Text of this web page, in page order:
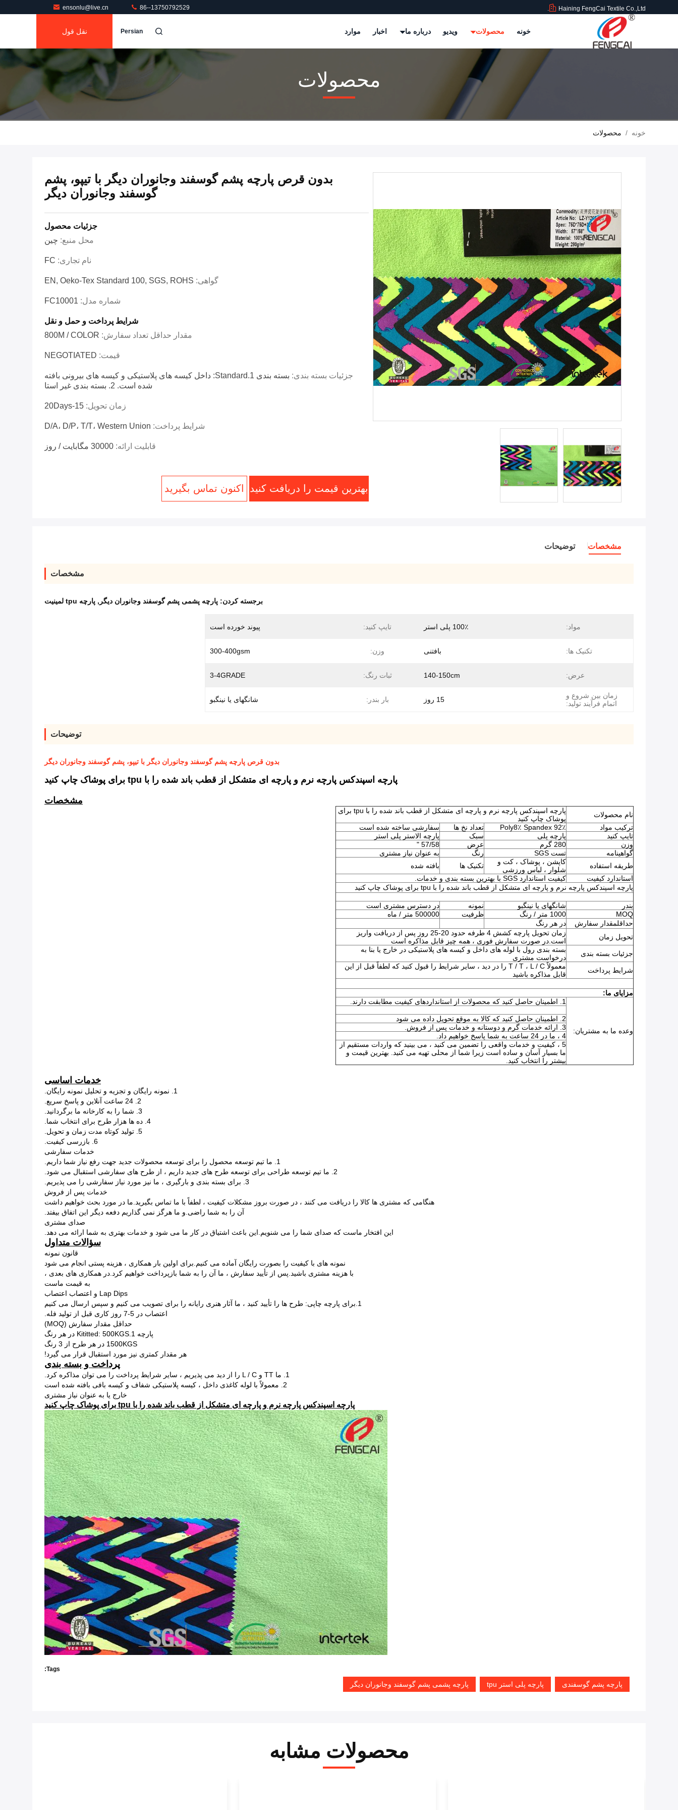
Haining FengCai Textile Co.,Ltd.
ensonlu@live.cn 86--13750792529
خونه محصولات ویدیو درباره ما اخبار موارد Persian نقل قول
محصولات
خونه / محصولات
بدون قرص پارچه پشم گوسفند وجانوران دیگر با تیپو، پشم
گوسفند وجانوران دیگر
جزئیات محصول
محل منبع: چين
نام تجاری: FC
گواهی: EN, Oeko-Tex Standard 100, SGS, ROHS
شماره مدل: FC10001
شرایط پرداخت و حمل و نقل
مقدار حداقل تعداد سفارش: 800M / COLOR
قیمت: NEGOTIATED
جزئیات بسته بندی:
بسته بندی 1.Standard: داخل کیسه های پلاستیکی و کیسه های بیرونی بافته
شده است. 2. بسته بندی غیر استا
زمان تحویل: 15-20Days
شرایط پرداخت: D/A، D/P، T/T، Western Union
قابلیت ارائه: 30000 مگابایت / روز
بهترین قیمت را دریافت کنید اکنون تماس بگیرید
مشخصات توضیحات
مشخصات
برجسته کردن: پارچه پشمی پشم گوسفند وجانوران دیگر , پارچه tpu لمینیت
مواد: 100٪ پلی استر تایپ کنید: پیوند خورده است
تکنیک ها: بافتنی وزن: 300-400gsm
عرض: 140-150cm ثبات رنگ: 3-4GRADE
زمان بین شروع و
اتمام فرآیند تولید:
15 روز بار بندر: شانگهای یا نینگبو
توضیحات
بدون قرص پارچه پشم گوسفند وجانوران دیگر با تیپو، پشم گوسفند وجانوران دیگر
پارچه اسپندکس پارچه نرم و پارچه ای متشکل از قطب باند شده را با tpu برای پوشاک چاپ کنید
مشخصات
نام محصولات
پارچه اسپندکس پارچه نرم و پارچه ای متشکل از قطب باند شده را با tpu برای
پوشاک چاپ کنید
ترکیب مواد
92٪ Poly8٪ Spandex تعداد نخ ها
سفارشی ساخته شده است
تایپ کنید
پارچه پلی سبک
پارچه الاستر پلی استر
وزن
280 گرم عرض
57/58 "
گواهینامه
تست SGS رنگ
به عنوان نیاز مشتری
طریقه استفاده
کاپشن ، پوشاک ، کت و
شلوار ، لباس ورزشی
تکنیک ها
بافته شده
استاندارد کیفیت
کیفیت استاندارد SGS با بهترین بسته بندی و خدمات.
پارچه اسپندکس پارچه نرم و پارچه ای متشکل از قطب باند شده را با tpu برای پوشاک چاپ کنید
بندر شانگهای یا نینگبو نمونه
در دسترس مشتری است
MOQ
1000 متر / رنگ ظرفیت
500000 متر / ماه
حداقلمقدار سفارش
در هر رنگ
تحویل زمان
زمان تحویل پارچه کشش 4 طرفه حدود 20-25 روز پس از دریافت واریز
است.در صورت سفارش فوری ، همه چیز قابل مذاکره است
جزئیات بسته بندی
بسته بندی رول با لوله های داخل و کیسه های پلاستیکی در خارج یا بنا به
درخواست مشتری
شرایط پرداخت
معمولاً T / T ، L / C را در دید ، سایر شرایط را قبول کنید که لطفاً قبل از این
قابل مذاکره باشید
مزایای ما:
وعده ما به مشتریان:
1. اطمینان حاصل کنید که محصولات از استانداردهای کیفیت مطابقت دارند.
2. اطمینان حاصل کنید که کالا به موقع تحویل داده می شود
3. ارائه خدمات گرم و دوستانه و خدمات پس از فروش.
4 ، ما در 24 ساعت به شما پاسخ خواهیم داد.
5 ، کیفیت و خدمات واقعی را تضمین می کنید ، می بینید که واردات مستقیم از
ما بسیار آسان و ساده است زیرا شما از محلی تهیه می کنید. بهترین قیمت و
بیشتر را انتخاب کنید.
خدمات اساسی
1. نمونه رایگان و تجزیه و تحلیل نمونه رایگان.
2. 24 ساعت آنلاین و پاسخ سریع.
3. شما را به کارخانه ما برگردانید.
4. ده ها هزار طرح برای انتخاب شما.
5. تولید کوتاه مدت زمان و تحویل.
6. بازرسی کیفیت.
خدمات سفارشی
1. ما تیم توسعه محصول را برای توسعه محصولات جدید جهت رفع نیاز شما داریم.
2. ما تیم توسعه طراحی برای توسعه طرح های جدید داریم ، از طرح های سفارشی استقبال می شود.
3. برای بسته بندی و بارگیری ، ما نیز مورد نیاز سفارشی را می پذیریم.
خدمات پس از فروش
هنگامی که مشتری ها کالا را دریافت می کنند ، در صورت بروز مشکلات کیفیت ، لطفاً با ما تماس بگیرید.ما در مورد بحث خواهیم داشت
آن را به شما راضی.و ما هرگز نمی گذاریم دفعه دیگر این اتفاق بیفتد.
صدای مشتری
این افتخار ماست که صدای شما را می شنویم.این باعث اشتیاق در کار ما می شود و خدمات بهتری به شما ارائه می دهد.
سؤالات متداول
قانون نمونه
نمونه های با کیفیت را بصورت رایگان آماده می کنیم.برای اولین بار همکاری ، هزینه پستی انجام می شود
با هزینه مشتری باشید.پس از تأیید سفارش ، ما آن را به شما بازپرداخت خواهیم کرد.در همکاری های بعدی ،
به قیمت ماست
Lap Dips و اعتصاب اعتصاب
1.برای پارچه چاپی: طرح ها را تأیید کنید ، ما آثار هنری رایانه را برای تصویب می کنیم و سپس ارسال می کنیم
اعتصاب در 5-7 روز کاری قبل از تولید فله.
حداقل مقدار سفارش (MOQ)
پارچه 1.Kititted: 500KGS در هر رنگ
1500KGS در هر طرح از 3 رنگ
هر مقدار کمتری نیز مورد استقبال قرار می گیرد!
پرداخت و بسته بندی
1. ما TT و L / C را از دید می پذیریم ، سایر شرایط پرداخت را می توان مذاکره کرد.
2. معمولاً با لوله کاغذی داخل ، کیسه پلاستیکی شفاف و کیسه بافی بافته شده است
خارج یا به عنوان نیاز مشتری
پارچه اسپندکس پارچه نرم و پارچه ای متشکل از قطب باند شده را با tpu برای پوشاک چاپ کنید
Tags:
پارچه پشم گوسفندی پارچه پلی استر tpu پارچه پشمی پشم گوسفند وجانوران دیگر
محصولات مشابه